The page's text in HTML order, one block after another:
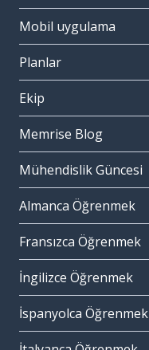
Mobil uygulama
Planlar
Ekip
Memrise Blog
Mühendislik Güncesi
Almanca Öğrenmek
Fransızca Öğrenmek
İngilizce Öğrenmek
İspanyolca Öğrenmek